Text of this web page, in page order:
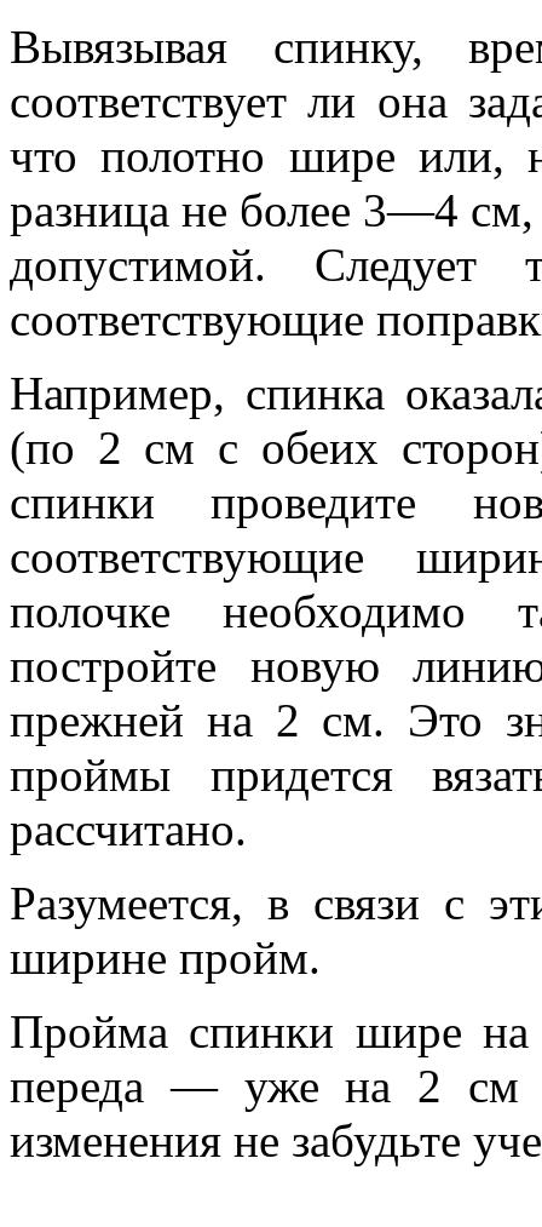
Вывязывая спинку,
соответствует ли она
что полотно шире или,
разница не более 3—4
допустимой. Следует
соответствующие
Например, спинка
(по 2 см с обеих
спинки проведите
соответствующие
полочке необходимо
постройте новую
прежней на 2 см. Это
проймы придется
рассчитано.
Разумеется, в связи с
ширине пройм.
Пройма спинки шире
переда — уже на 2
изменения не забудьте